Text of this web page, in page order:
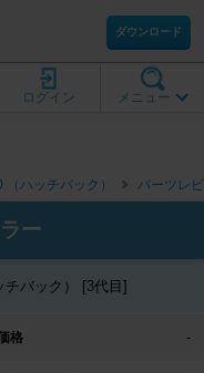
ダウンロード
メニュー
ログイン
（ハッチバック） パーツレ
ー
チバック） [3代目]
格 -